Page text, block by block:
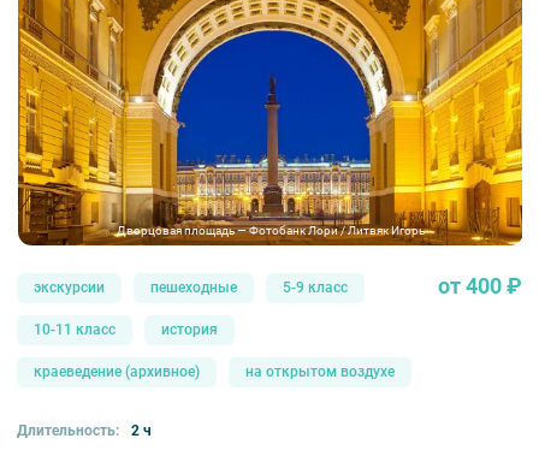
Дворцовая площадь — Фотобанк Лори / Литвяк Игорь
экскурсии пешеходные 5-9 класс
10-11 класс история
краеведение (архивное) на открытом воздухе
от 400 ₽
Длительность: 2 ч